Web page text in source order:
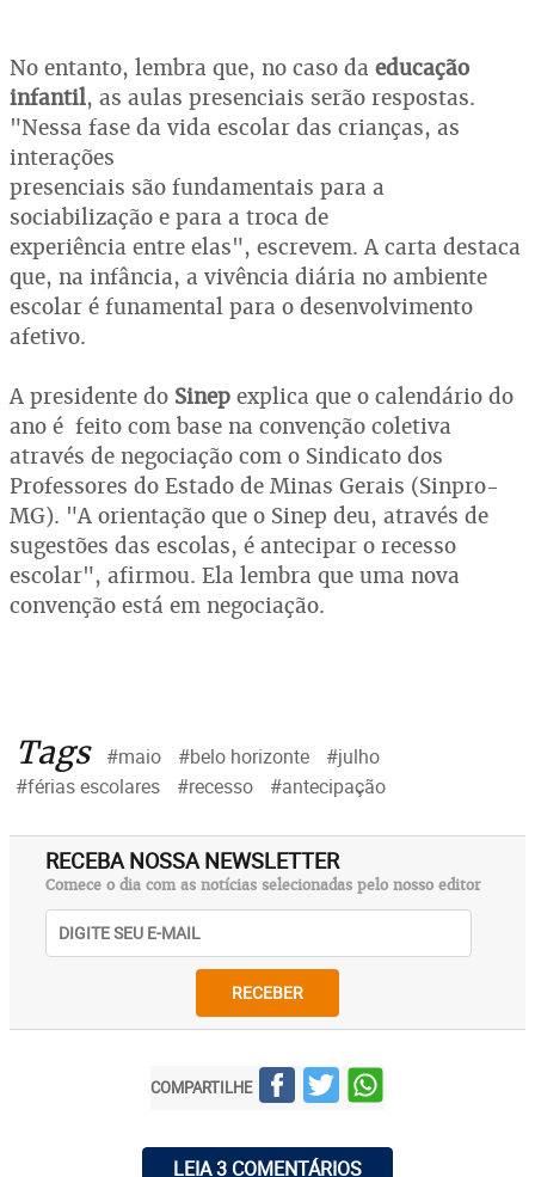
No entanto, lembra que, no caso da educação
infantil, as aulas presenciais serão respostas.
"Nessa fase da vida escolar das crianças, as
interações
presenciais são fundamentais para a
sociabilização e para a troca de
experiência entre elas", escrevem. A carta destaca
que, na infância, a vivência diária no ambiente
escolar é funamental para o desenvolvimento
afetivo.
A presidente do Sinep explica que o calendário do
ano é feito com base na convenção coletiva
através de negociação com o Sindicato dos
Professores do Estado de Minas Gerais (Sinpro-
MG). "A orientação que o Sinep deu, através de
sugestões das escolas, é antecipar o recesso
escolar", afirmou. Ela lembra que uma nova
convenção está em negociação.
Tags #maio #belo horizonte
#julho
#férias escolares
#recesso #antecipação
RECEBA NOSSA NEWSLETTER
Comece o dia com as notícias selecionadas pelo nosso editor
RECEBER
COMPARTILHE
LEIA 3 COMENTÁRIOS